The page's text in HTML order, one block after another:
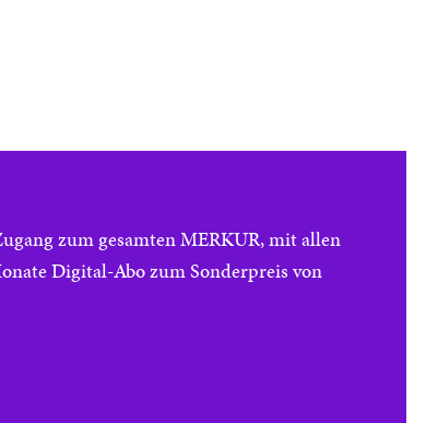
zum gesamten MERKUR, mit allen
Digital-Abo zum Sonderpreis von